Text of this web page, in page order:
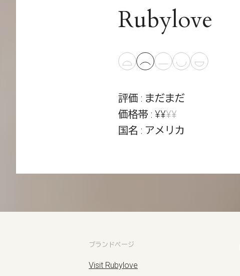
Rubylove
評価 : まだまだ
価格帯 : ¥¥¥¥
国名 : アメリカ
ブランドページ
Visit Rubylove